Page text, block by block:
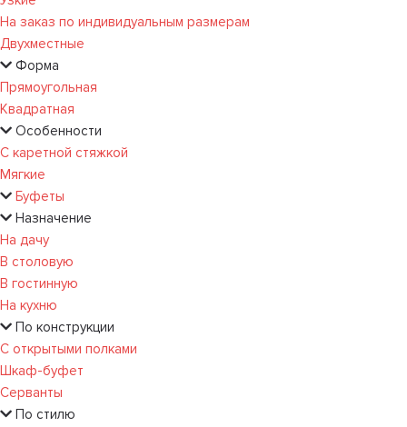
На заказ по индивидуальным размерам
Двухместные
Форма
Прямоугольная
Квадратная
Особенности
С каретной стяжкой
Мягкие
Буфеты
Назначение
На дачу
В столовую
В гостинную
На кухню
По конструкции
С открытыми полками
Шкаф-буфет
Серванты
По стилю